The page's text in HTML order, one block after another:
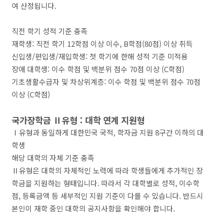
여 산정됩니다.
직전 학기 성적 기준 충족
재학생: 직전 학기 12학점 이상 이수, B학점(80점) 이상 취득
신입생/편입생/재입학생: 첫 학기에 한해 성적 기준 미적용
장애 대학생: 이수 학점 및 백분위 점수 70점 이상 (C학점)
기초생활수급자 및 차상위계층: 이수 학점 및 백분위 점수 70점
이상 (C학점)
국가장학금 Ⅱ유형 : 대학 연계 지원형
Ⅰ유형과 동일하게 대한민국 국적, 학자금 지원 8구간 이하의 대
학생
해당 대학의 자체 기준 충족
Ⅱ유형은 대학의 자체적인 노력에 따라 학생들에게 추가적인 장
학금을 지원하는 형태입니다. 따라서 각 대학별로 성적, 이수학
점, 등록금액 등 세부적인 지원 기준이 다를 수 있습니다. 반드시
본인이 재학 중인 대학의 공지사항을 확인해야 합니다.